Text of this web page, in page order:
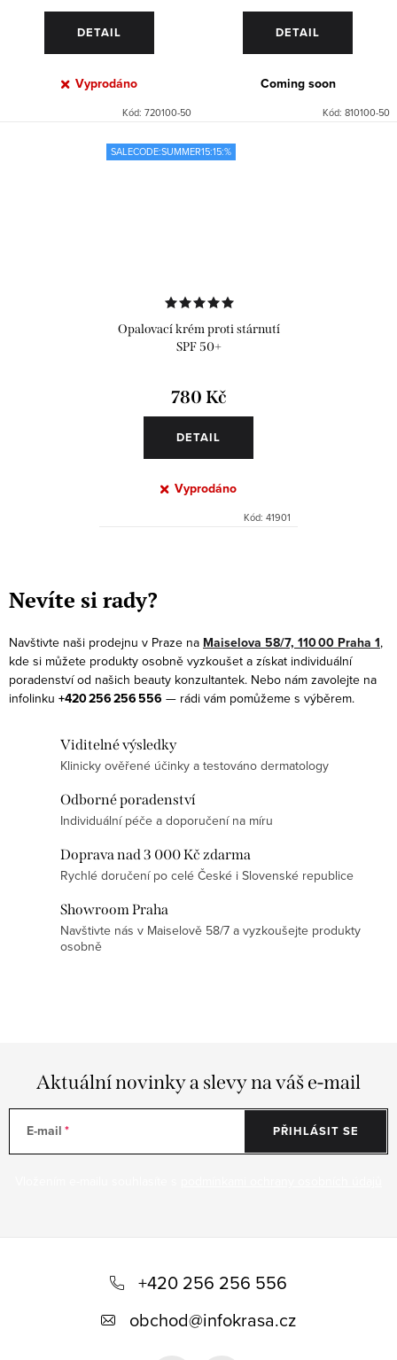
DETAIL
Vyprodáno
Kód: 720100-50
DETAIL
Coming soon
Kód: 810100-50
SALECODE:SUMMER15:15:%
Opalovací krém proti stárnutí
SPF 50+
780 Kč
DETAIL
Vyprodáno
Kód: 41901
v
l
á
d
a
c
Nevíte si rady?
Navštivte naši prodejnu v Praze na Maiselova 58/7, 110 00 Praha 1,
kde si můžete produkty osobně vyzkoušet a získat individuální
poradenství od našich beauty konzultantek. Nebo nám zavolejte na
infolinku +420 256 256 556 — rádi vám pomůžeme s výběrem.
Viditelné výsledky
Klinicky ověřené účinky a testováno dermatology
Odborné poradenství
Individuální péče a doporučení na míru
Doprava nad 3 000 Kč zdarma
Rychlé doručení po celé České i Slovenské republice
Showroom Praha
Navštivte nás v Maiselově 58/7 a vyzkoušejte produkty
osobně
Aktuální novinky a slevy na váš e-mail
E-mail PŘIHLÁSIT SE
+420 256 256 556
obchod@infokrasa.cz